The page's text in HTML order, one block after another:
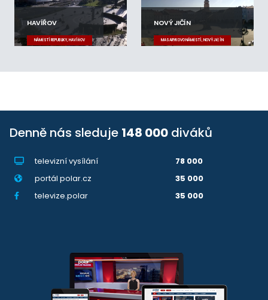
HAVÍŘOV
NÁMĚSTÍ REPUBLIKY, HAVÍŘOV
NOVÝ JIČÍN
MASARYKOVO NÁMĚSTÍ, NOVÝ JIČÍN
Denně nás sleduje 148 000 diváků
televizní vysílání
78 000
portál polar.cz
35 000
televize.polar
35 000